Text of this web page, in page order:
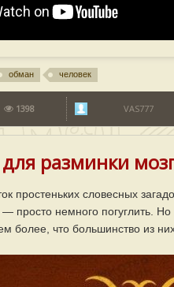
обман человек
1398 VAS777
для разминки
простеньких словесных
просто немного погуглить.
более, что большинство из